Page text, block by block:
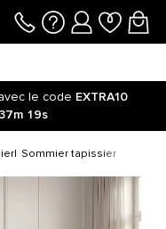
le code EXTRA10
37m 19s
Sommier tapissier